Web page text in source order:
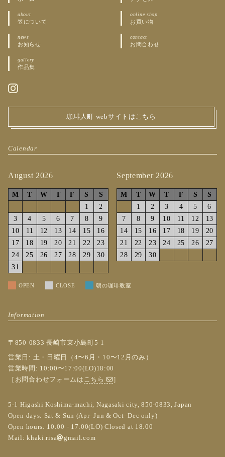
about
笠について
news
お知らせ
gallery
作品集
online shop
お買い物
contact
お問合わせ
珈琲人町 webサイトはこちら
Calendar
August 2026
M T W T F S
S
1
2
3
4 5 6 7 8
9
10
11 12 13 14 15
16
17
18 19 20 21 22
23
24
25 26 27 28 29
30
31
September 2026
M T W T F S
S
1
2 3 4 5
6
7
8 9 10 11 12
13
14
15 16 17 18 19
20
21
22 23 24 25 26
27
28
29 30
OPEN CLOSE 朝の珈琲教室
Information
〒850-0833 長崎市東小島町5-1
営業日: 土・日曜日（4〜6月・10〜12月のみ）
営業時間: 10:00〜17:00(LO)18:00
［お問合わせフォームは こちら ］
5-1 Higashi Koshima-machi, Nagasaki city, 850-0833, Japan
Open days: Sat & Sun (Apr–Jun & Oct–Dec only)
Open hours: 10:00 - 17:00(LO) Closed at 18:00
Mail:khaki.risa gmail.com